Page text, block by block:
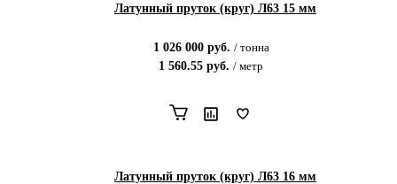
Латунный пруток (круг) Л63 15 мм
1 026 000руб. / тонна
1 560.55 руб. / метр
Латунный пруток (круг) Л63 16 мм